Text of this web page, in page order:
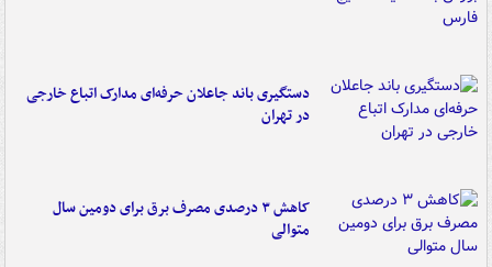
دستگیری باند جاعلان حرفه‌ای مدارک اتباع خارجی
در تهران
کاهش ۳ درصدی مصرف برق برای دومین سال
متوالی